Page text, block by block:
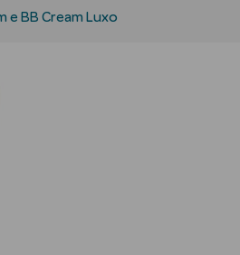
e BB Cream Luxo